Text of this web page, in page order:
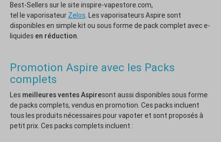
Best-Sellers sur le site inspire-vapestore.com,
tel le vaporisateur Zelos. Les vaporisateurs Aspire sont
disponibles en simple kit ou sous forme de pack complet avec e-
liquides en réduction.
Promotion Aspire avec les Packs
complets
Les meilleures ventesAspiresont aussi disponibles sous forme
de packs complets, vendus en promotion. Ces packs incluent
tous les produits nécessaires pour vapoter et sont proposés à
petit prix. Ces packs complets incluent :